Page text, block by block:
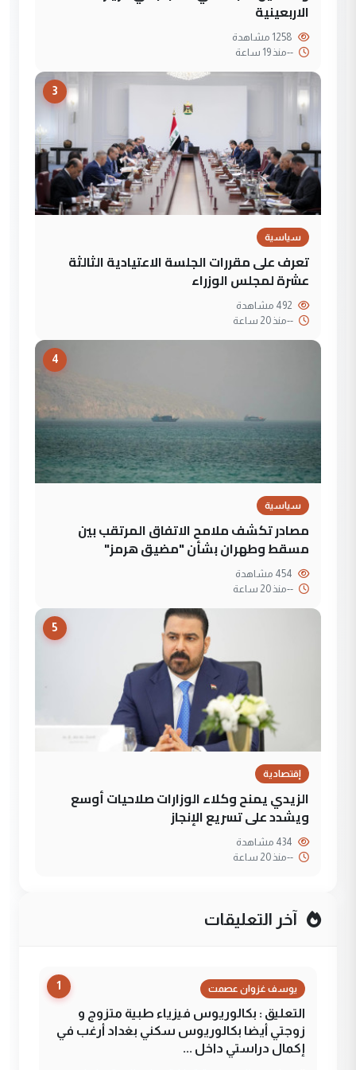
الاربعينية
--منذ 19 ساعة
3
سياسية
تعرف على مقررات الجلسة الاعتيادية الثالثة
عشرة لمجلس الوزراء
--منذ 20 ساعة
4
سياسية
مصادر تكشف ملامح الاتفاق المرتقب بين
مسقط وطهران بشأن "مضيق هرمز"
--منذ 20 ساعة
5
إقتصادية
الزيدي يمنح وكلاء الوزارات صلاحيات أوسع
ويشدد على تسريع الإنجاز
--منذ 20 ساعة
آخر التعليقات
1 يوسف غزوان عصمت
التعليق : بكالوريوس فيزياء طبية متزوج و
زوجتي أيضا بكالوريوس سكني بغداد أرغب في
إكمال دراستي داخل ...